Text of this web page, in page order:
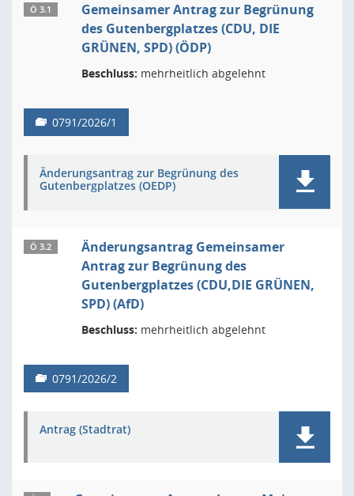
Ö 3.1
Gemeinsamer Antrag zur Begrünung
des Gutenbergplatzes (CDU, DIE
GRÜNEN, SPD) (ÖDP)
Beschluss: mehrheitlich abgelehnt
0791/2026/1
Änderungsantrag zur Begrünung des
Gutenbergplatzes (OEDP)
Ö 3.2
Änderungsantrag Gemeinsamer
Antrag zur Begrünung des
Gutenbergplatzes (CDU,DIE GRÜNEN,
SPD) (AfD)
Beschluss: mehrheitlich abgelehnt
0791/2026/2
Antrag (Stadtrat)